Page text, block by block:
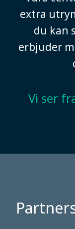
extra
du kan
erbjuder
Vi ser